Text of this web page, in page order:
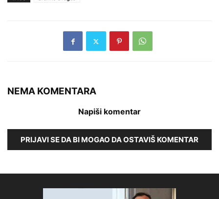
NEMA KOMENTARA
Napiši komentar
PRIJAVI SE DA BI MOGAO DA OSTAVIŠ KOMENTAR